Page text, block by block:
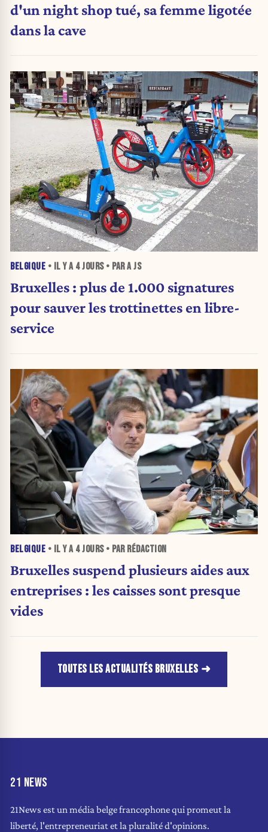
d'un night shop tué, sa femme ligotée
dans la cave
BELGIQUE • IL Y A 4 JOURS• PAR A JS
Bruxelles : plus de 1.000 signatures
pour sauver les trottinettes en libre-
service
BELGIQUE • IL Y A 4 JOURS• PAR RÉDACTION
Bruxelles suspend plusieurs aides aux
entreprises : les caisses sont presque
vides
TOUTES LES ACTUALITÉS BRUXELLES
21 NEWS
21News est un média belge francophone qui promeut la
liberté, l'entrepreneuriat et la pluralité d'opinions.